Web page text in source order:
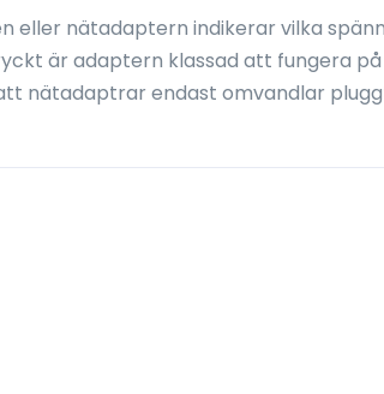
eller nätadaptern indikerar vilka
är adaptern klassad att fungera på
nätadaptrar endast omvandlar